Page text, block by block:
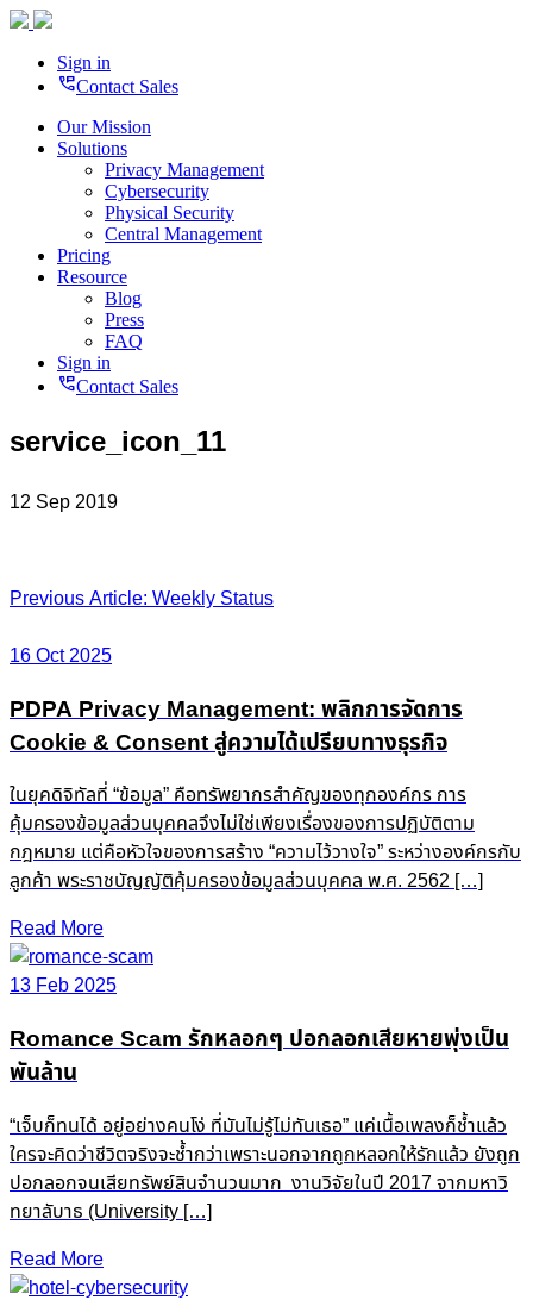
Sign in
perm_phone_msgContact Sales
Our Mission
Solutions
Privacy Management
Cybersecurity
Physical Security
Central Management
Pricing
Resource
Blog
Press
FAQ
Sign in
perm_phone_msgContact Sales
service_icon_11
12 Sep 2019
Post
navigation
Previous Article: Weekly Status
16 Oct 2025
PDPA Privacy Management: พลิกการจัดการ
Cookie & Consent สู่ความได้เปรียบทางธุรกิจ
ในยุคดิจิทัลที่ “ข้อมูล” คือทรัพยากรสำคัญของทุกองค์กร การ
คุ้มครองข้อมูลส่วนบุคคลจึงไม่ใช่เพียงเรื่องของการปฏิบัติตาม
กฎหมาย แต่คือหัวใจของการสร้าง “ความไว้วางใจ” ระหว่างองค์กรกับ
ลูกค้า พระราชบัญญัติคุ้มครองข้อมูลส่วนบุคคล พ.ศ. 2562 […]
Read More
13 Feb 2025
Romance Scam รักหลอกๆ ปอกลอกเสียหายพุ่งเป็น
พันล้าน
“เจ็บก็ทนได้ อยู่อย่างคนโง่ ที่มันไม่รู้ไม่ทันเธอ” แค่เนื้อเพลงก็ช้ำแล้ว
ใครจะคิดว่าชีวิตจริงจะช้ำกว่าเพราะนอกจากถูกหลอกให้รักแล้ว ยังถูก
ปอกลอกจนเสียทรัพย์สินจำนวนมาก งานวิจัยในปี 2017 จากมหาวิ
ทยาลับาธ (University […]
Read More